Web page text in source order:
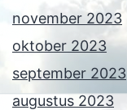
november 2023
oktober 2023
september 2023
augustus 2023